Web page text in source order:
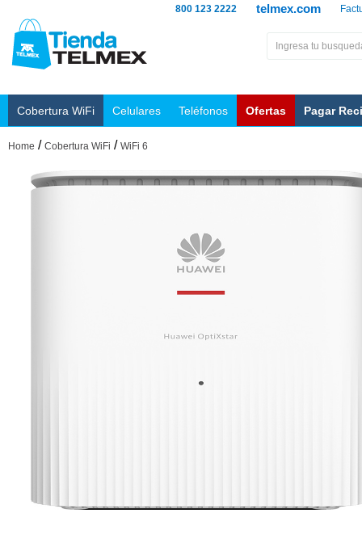
telmex.com
800 123 2222
Cobertura WiFi Celulares Teléfonos Ofertas Pagar
Home / Cobertura WiFi / WiFi 6